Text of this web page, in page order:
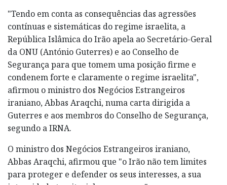
"Tendo em conta as consequências das agressões
contínuas e sistemáticas do regime israelita, a
República Islâmica do Irão apela ao Secretário-Geral
da ONU (António Guterres) e ao Conselho de
Segurança para que tomem uma posição firme e
condenem forte e claramente o regime israelita",
afirmou o ministro dos Negócios Estrangeiros
iraniano, Abbas Araqchi, numa carta dirigida a
Guterres e aos membros do Conselho de Segurança,
segundo a IRNA.
O ministro dos Negócios Estrangeiros iraniano,
Abbas Araqchi, afirmou que "o Irão não tem limites
para proteger e defender os seus interesses, a sua